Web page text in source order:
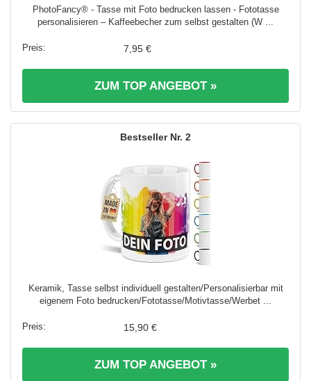
PhotoFancy® - Tasse mit Foto bedrucken lassen - Fototasse
personalisieren – Kaffeebecher zum selbst gestalten (W ...
7,95 €
ZUM TOP ANGEBOT »
2
Keramik, Tasse selbst individuell gestalten/Personalisierbar mit
eigenem Foto bedrucken/Fototasse/Motivtasse/Werbet ...
15,90 €
ZUM TOP ANGEBOT »